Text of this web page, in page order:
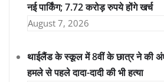
नई पार्किंग; 7.72 करोड़ रुपये होंगे खर्च
August 7, 2026
थाईलैंड के स्कूल में 8वीं के छात्र ने की
हमले से पहले दादा-दादी की भी हत्या